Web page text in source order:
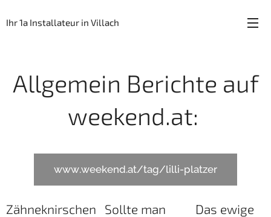
Ihr 1a Installateur in Villach
Allgemein Berichte auf
weekend.at:
www.weekend.at/tag/lilli-platzer
Zähneknirschen
Sollte man
Das ewige